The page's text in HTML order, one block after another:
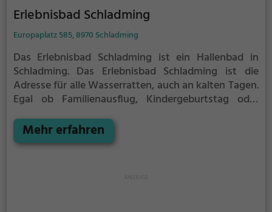
Erlebnisbad Schladming
Europaplatz 585, 8970 Schladming
Das Erlebnisbad Schladming ist ein Hallenbad in
Schladming. Das Erlebnisbad Schladming ist die
Adresse für alle Wasserratten, auch an kalten Tagen.
Egal ob Familienausflug, Kindergeburtstag oder
Schladming kommt jeder auf seine Kosten.
Mehr erfahren